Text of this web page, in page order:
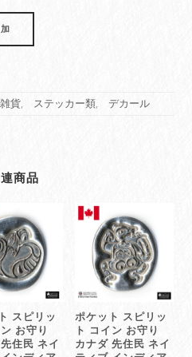
貨, ステッカー類, デカール
商品
スピリッ
お守り
住民 ネイ
ポケット スピリッ
ト コイン お守り
カナダ 先住民 ネイ